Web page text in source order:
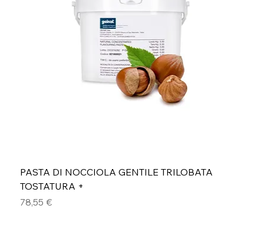
PASTA DI NOCCIOLA GENTILE TRILOBATA
TOSTATURA +
Prezzo
78,55 €